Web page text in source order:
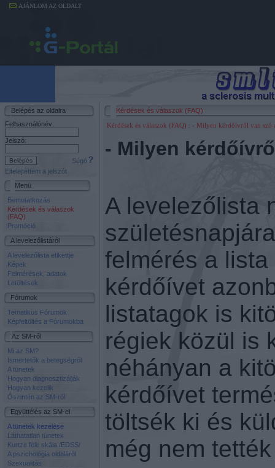
AJÁNLOM AZ OLDALT
Belépés az oldalra
Felhasználónév:
Jelszó:
Súgó
Elfelejtettem a jelszót
Menü
Bemutatkozás
Kérdések és válaszok
(FAQ)
Promóció
A levelezőlistáról
A levelezőlista etikettje
Képek
Felmérések, adatok
Letöltések
Fórumok
Tematikus Fórumok
Képfeltöltés a Fórumokba
Az SM-ről
Mi az SM?
Ismertetők a betegségről
A tünetek
Hogyan diagnosztizálják
Hogyan kezelik
Őszintén az SM-ről
Együttélés az SM-el
A tünetek kezelése
Láthatatlan tünetek
Kurtze féle skála /EDSS/
A pszichológia oldaláról
Szexualitás
Kérdések és válaszok (FAQ)
Kérdések és válaszok (FAQ) : - Milyen kérdőívről van szó
- Milyen
A levelezőlista
felmérés a lista
kérdőívet
listatagok is
régiek közül is
néhányan a
kérdőívet
töltsék ki és
még nem